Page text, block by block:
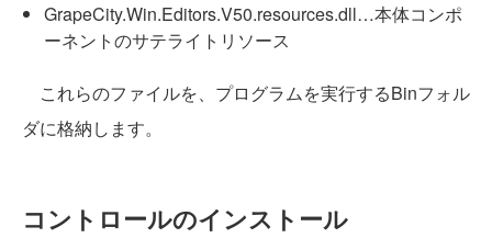
GrapeCity.Win.Editors.V50.resources.dll…本体コンポ
ーネントのサテライトリソース
これらのファイルを、プログラムを実行するBinフォル
ダに格納します。
コントロールのインストール